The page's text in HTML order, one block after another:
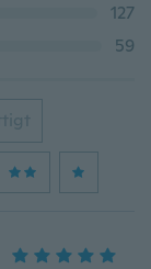
127
59